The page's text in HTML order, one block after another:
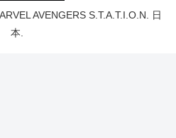
AVENGERS S.T.A.T.I.O.N. 日
本.